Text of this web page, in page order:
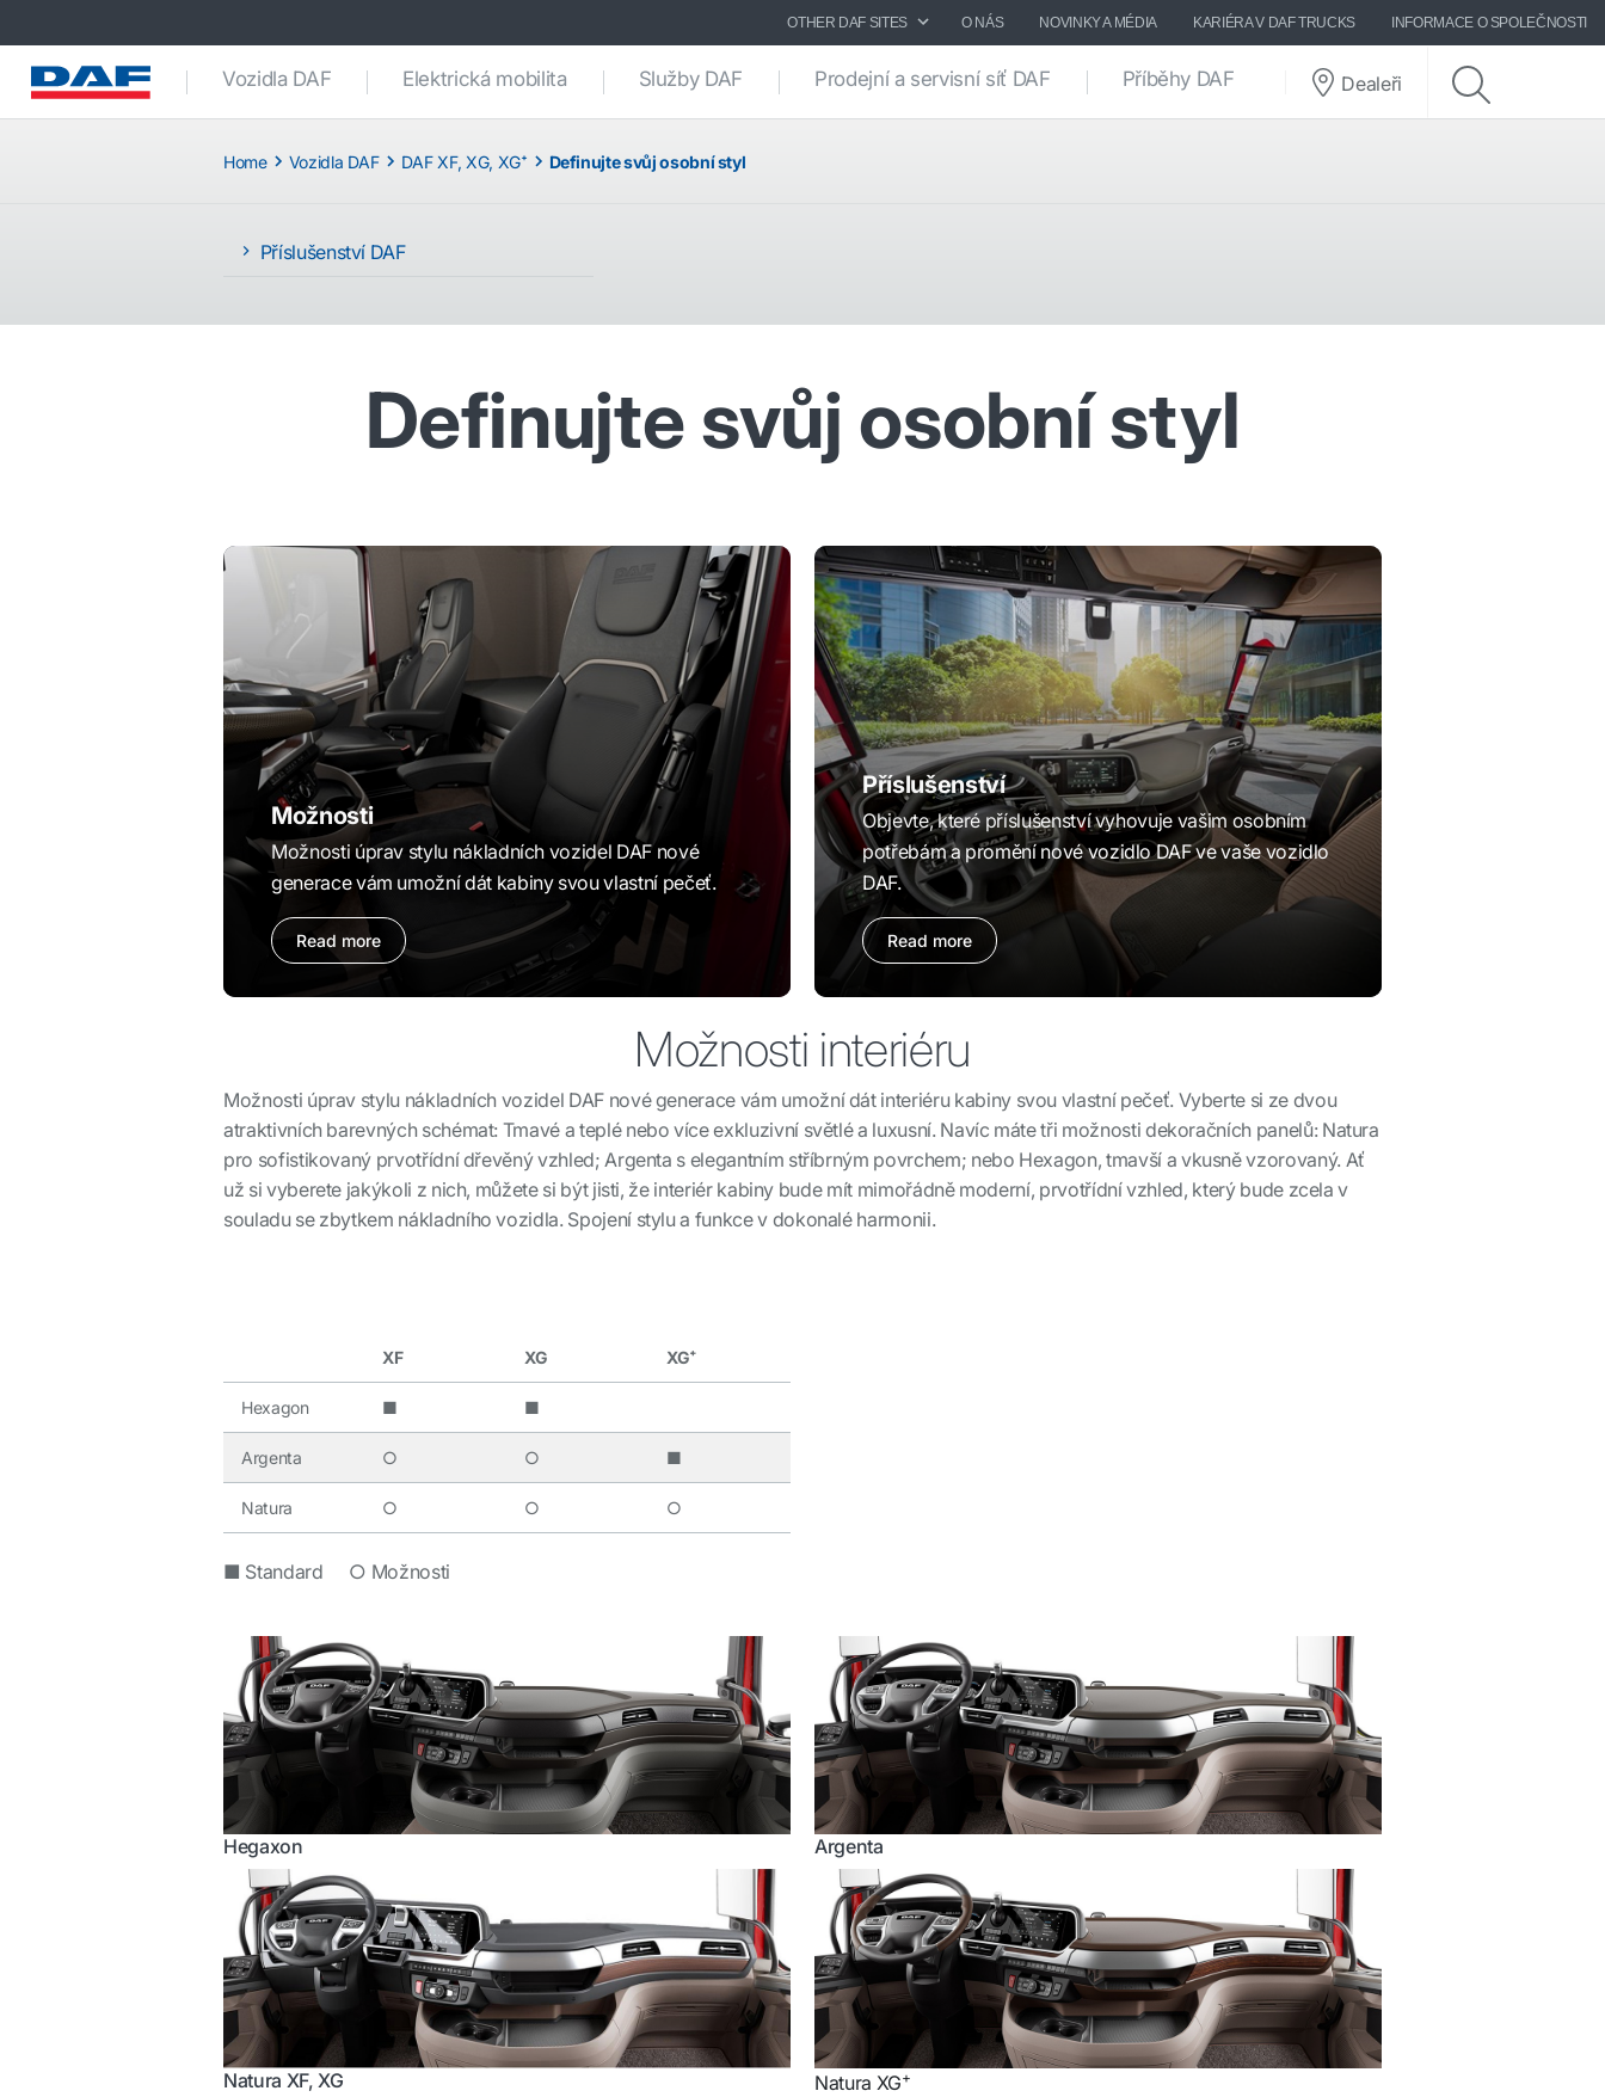
OTHER DAF SITES O NÁS NOVINKY A MÉDIA KARIÉRA V DAF TRUCKS INFORMACE O SPOLEČNOSTI
Vozidla DAF Elektrická mobilita Služby DAF Prodejní a servisní síť DAF Příběhy DAF Dealeři
Home Vozidla DAF DAF XF, XG, XG⁺ Definujte svůj osobní styl
Příslušenství DAF
Definujte svůj osobní styl
Možnosti
Možnosti úprav stylu nákladních vozidel DAF nové
generace vám umožní dát kabiny svou vlastní pečeť.
Read more
Příslušenství
Objevte, které příslušenství vyhovuje vašim osobním
potřebám a promění nové vozidlo DAF ve vaše vozidlo
DAF.
Read more
Možnosti interiéru
Možnosti úprav stylu nákladních vozidel DAF nové generace vám umožní dát interiéru kabiny svou vlastní pečeť. Vyberte si ze dvou
atraktivních barevných schémat: Tmavé a teplé nebo více exkluzivní světlé a luxusní. Navíc máte tři možnosti dekoračních panelů: Natura
pro sofistikovaný prvotřídní dřevěný vzhled; Argenta s elegantním stříbrným povrchem; nebo Hexagon, tmavší a vkusně vzorovaný. Ať
už si vyberete jakýkoli z nich, můžete si být jisti, že interiér kabiny bude mít mimořádně moderní, prvotřídní vzhled, který bude zcela v
souladu se zbytkem nákladního vozidla. Spojení stylu a funkce v dokonalé harmonii.
XF XG XG⁺
Hexagon ■ ■
Argenta ○ ○ ■
Natura ○ ○ ○
■ Standard ○ Možnosti
Hegaxon Argenta
Natura XF, XG Natura XG+